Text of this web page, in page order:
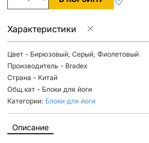
Описание
Характеристики
Цвет - Бирюзовый, Серый, Фиолетовый
Производитель - Bradex
Страна - Китай
Общ.кат - Блоки для йоги
Категории: Блоки для йоги